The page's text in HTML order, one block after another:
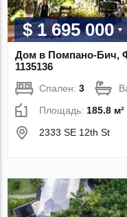
$ 1 695 000
Дом в Помпано-Бич,
1135136
Спален:3
Площадь: 185.8 м²
2333 SE 12th St